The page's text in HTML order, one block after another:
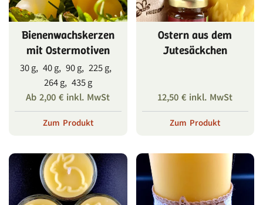
Bienenwachskerzen
mit Ostermotiven
30 g, 40 g, 90 g, 225 g,
264 g, 435 g
Ab2,00€ inkl. MwSt
Zum Produkt
Ostern aus dem
Jutesäckchen
12,50€ inkl. MwSt
Zum Produkt